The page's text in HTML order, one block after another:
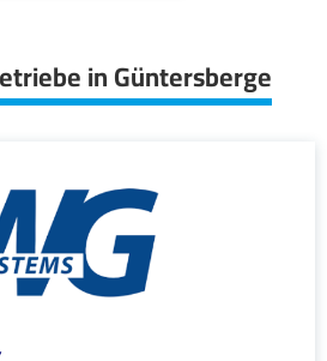
in Güntersberge